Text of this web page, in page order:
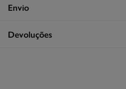
Cuidados
Envio
STANDARD
Devoluções